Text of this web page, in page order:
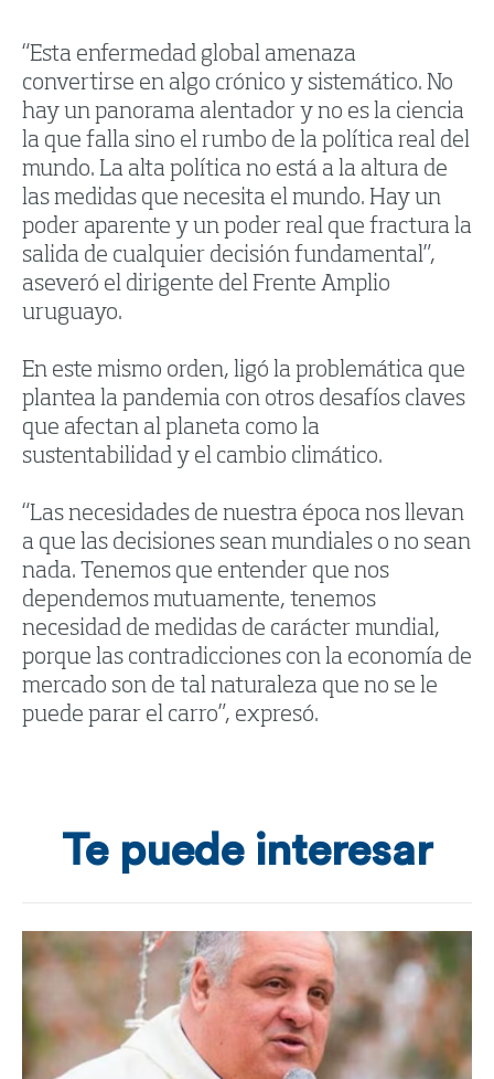
“Esta enfermedad global amenaza
convertirse en algo crónico y sistemático. No
hay un panorama alentador y no es la ciencia
la que falla sino el rumbo de la política real del
mundo. La alta política no está a la altura de
las medidas que necesita el mundo. Hay un
poder aparente y un poder real que fractura la
salida de cualquier decisión fundamental”,
aseveró el dirigente del Frente Amplio
uruguayo.
En este mismo orden, ligó la problemática que
plantea la pandemia con otros desafíos claves
que afectan al planeta como la
sustentabilidad y el cambio climático.
“Las necesidades de nuestra época nos llevan
a que las decisiones sean mundiales o no sean
nada. Tenemos que entender que nos
dependemos mutuamente, tenemos
necesidad de medidas de carácter mundial,
porque las contradicciones con la economía de
mercado son de tal naturaleza que no se le
puede parar el carro”, expresó.
Te puede interesar